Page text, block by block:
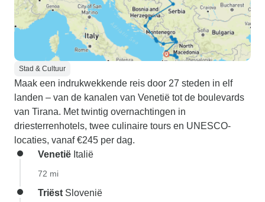
Stad & Cultuur
Maak een indrukwekkende reis door 27 steden in elf
landen – van de kanalen van Venetië tot de boulevards
van Tirana. Met twintig overnachtingen in
driesterrenhotels, twee culinaire tours en UNESCO-
locaties, vanaf €245 per dag.
Venetië Italië
72 mi
Triëst Slovenië